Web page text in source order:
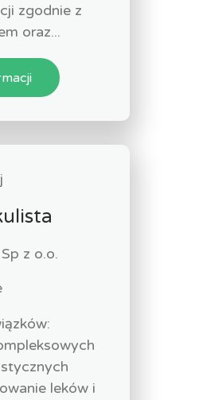
zgodnie z
oraz...
z o.o.
leków i